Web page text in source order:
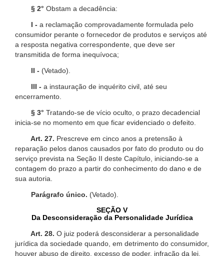
§ 2° Obstam a decadência:
I - a reclamação comprovadamente formulada pelo
consumidor perante o fornecedor de produtos e serviços até
a resposta negativa correspondente, que deve ser
transmitida de forma inequívoca;
II - (Vetado).
III - a instauração de inquérito civil, até seu
encerramento.
§ 3° Tratando-se de vício oculto, o prazo decadencial
inicia-se no momento em que ficar evidenciado o defeito.
Art. 27. Prescreve em cinco anos a pretensão à
reparação pelos danos causados por fato do produto ou do
serviço prevista na Seção II deste Capítulo, iniciando-se a
contagem do prazo a partir do conhecimento do dano e de
sua autoria.
Parágrafo único. (Vetado).
SEÇÃO V
Da Desconsideração da Personalidade Jurídica
Art. 28. O juiz poderá desconsiderar a personalidade
jurídica da sociedade quando, em detrimento do consumidor,
houver abuso de direito, excesso de poder, infração da lei,